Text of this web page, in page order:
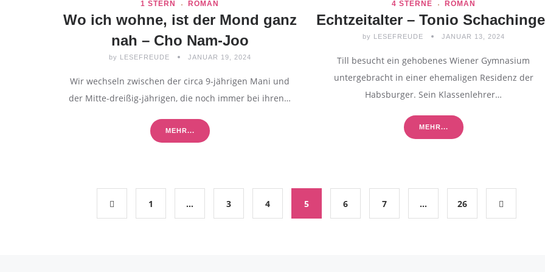
1 STERN ROMAN
Wo ich wohne, ist der Mond ganz
nah – Cho Nam-Joo
by LESEFREUDE JANUAR 19, 2024
Wir wechseln zwischen der circa 9-jährigen Mani und
der Mitte-dreißig-jährigen, die noch immer bei ihren…
MEHR...
4 STERNE ROMAN
Echtzeitalter – Tonio
by LESEFREUDE JANUAR 13, 2024
Till besucht ein gehobenes Wiener Gymnasium
untergebracht in einer ehemaligen Residenz der
Habsburger. Sein Klassenlehrer…
MEHR...
1 … 3 4 5 6 7 … 26